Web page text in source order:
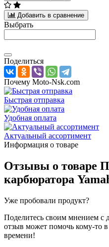
Добавить в сравнение
Выбрать
Поделиться
Почему Moto-Nsk.com
Быстрая отправка
Удобная оплата
Актуальный ассортимент
Информация о товаре
Отзывы о товаре
карбюратора
Уже пробовали продукт?
Поделитесь своим мнением с
отзыв может помочь кому-то
времени!